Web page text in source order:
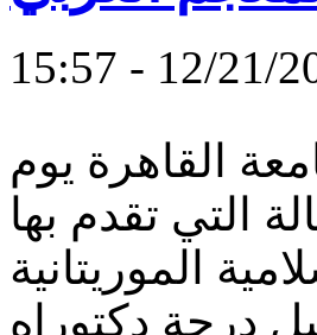
القاهرة يوم
الرسالة التي تقدم بها
الموريتانية
درجة دكتوراه